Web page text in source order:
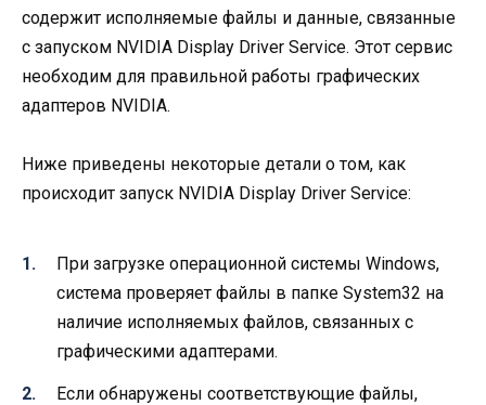
содержит исполняемые файлы и данные, связанные
с запуском NVIDIA Display Driver Service. Этот сервис
необходим для правильной работы графических
адаптеров NVIDIA.
Ниже приведены некоторые детали о том, как
происходит запуск NVIDIA Display Driver Service:
При загрузке операционной системы Windows,
система проверяет файлы в папке System32 на
наличие исполняемых файлов, связанных с
графическими адаптерами.
Если обнаружены соответствующие файлы,